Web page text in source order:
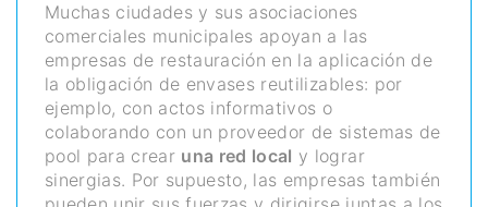
Muchas ciudades y sus asociaciones
comerciales municipales apoyan a las
empresas de restauración en la aplicación de
la obligación de envases reutilizables: por
ejemplo, con actos informativos o
colaborando con un proveedor de sistemas de
pool para crear una red local y lograr
sinergias. Por supuesto, las empresas también